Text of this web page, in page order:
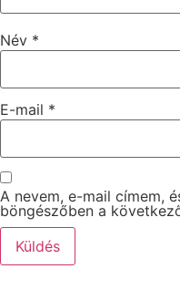
Név *
E-mail *
A nevem, e-mail címem,
böngészőben a